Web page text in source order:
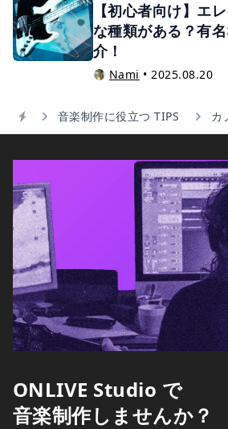
【初心者向け】エ
な種類がある？有
介！
Nami •2025.08.20
音楽制作に役立つ TIPS カ
ONLIVE Studio で
音楽制作しませんか？